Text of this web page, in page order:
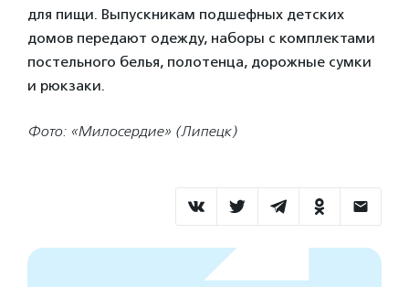
для пищи. Выпускникам подшефных детских
домов передают одежду, наборы с комплектами
постельного белья, полотенца, дорожные сумки
и рюкзаки.
Фото: «Милосердие» (Липецк)